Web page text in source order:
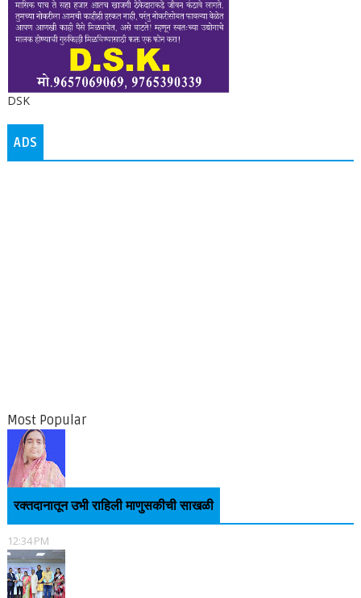
DSK
ADS
Most Popular
रक्तदानातून उभी राहिली माणुसकीची साखळी
12:34 PM